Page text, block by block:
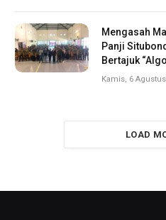
Mengasah
Panji
Bertajuk
Kamis, 6 Agustus
LOAD